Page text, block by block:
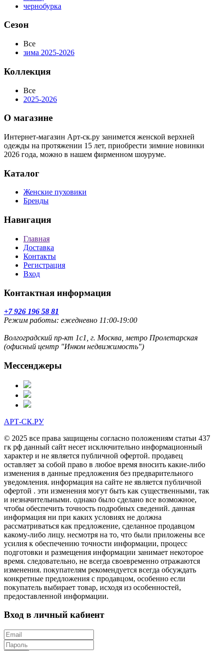
чернобурка
Сезон
Все
зима 2025-2026
Коллекция
Все
2025-2026
О магазине
Интернет-магазин Арт-ск.ру занимется женской верхней
одежды на протяжении 15 лет, приобрести зимние новинки
2026 года, можно в нашем фирменном шоуруме.
Каталог
Женские пуховики
Бренды
Навигация
Главная
Доставка
Контакты
Регистрация
Вход
Контактная информация
+7 926 196 58 81
Режим работы: ежедневно 11:00-19:00
Волгоградский пр-кт 1с1, г. Москва, метро Пролетарская
(офисный центр "Инком недвижимость")
Мессенджеры
АРТ-СК.РУ
© 2025 все права защищены согласно положениям статьи 437
гк рф данный сайт несет исключительно информационный
характер и не является публичной офертой. продавец
оставляет за собой право в любое время вносить какие-либо
изменения в данные предложения без предварительного
уведомления. информация на сайте не является публичной
офертой . эти изменения могут быть как существенными, так
и незначительными. однако было сделано все возможное,
чтобы обеспечить точность подробных сведений. данная
информация ни при каких условиях не должна
рассматриваться как предложение, сделанное продавцом
какому-либо лицу. несмотря на то, что были приложены все
усилия к обеспечению точности информации, процесс
подготовки и размещения информации занимает некоторое
время. следовательно, не всегда своевременно отражаются
изменения. покупателям рекомендуется всегда обсуждать
конкретные предложения с продавцом, особенно если
покупатель выбирает товар, исходя из особенностей,
предоставленной информации.
Вход в личный кабиент